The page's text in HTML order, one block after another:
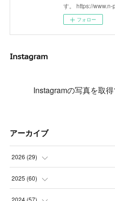
す。 https://www.n-
フォロー
Instagram
Instagramの写真を取得
アーカイブ
2026 (29)
(5
(3
2025 (60)
(3
2024 (57)